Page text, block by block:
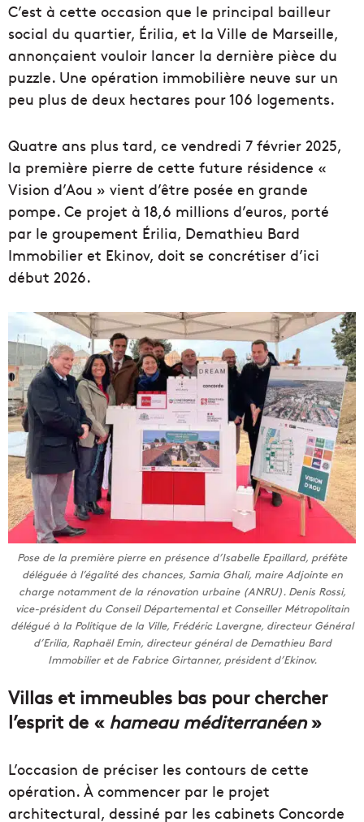
C’est à cette occasion que le principal bailleur
social du quartier, Érilia, et la Ville de Marseille,
annonçaient vouloir lancer la dernière pièce du
puzzle. Une opération immobilière neuve sur un
peu plus de deux hectares pour 106 logements.
Quatre ans plus tard, ce vendredi 7 février 2025,
la première pierre de cette future résidence «
Vision d’Aou » vient d’être posée en grande
pompe. Ce projet à 18,6 millions d’euros, porté
par le groupement Érilia, Demathieu Bard
Immobilier et Ekinov, doit se concrétiser d’ici
début 2026.
Pose de la première pierre en présence d’Isabelle Epaillard, préfète
déléguée à l’égalité des chances, Samia Ghali, maire Adjointe en
charge notamment de la rénovation urbaine (ANRU). Denis Rossi,
vice-président du Conseil Départemental et Conseiller Métropolitain
délégué à la Politique de la Ville, Frédéric Lavergne, directeur Général
d’Erilia, Raphaël Emin, directeur général de Demathieu Bard
Immobilier et de Fabrice Girtanner, président d’Ekinov.
Villas et immeubles bas pour chercher
l’esprit de « hameau méditerranéen»
L’occasion de préciser les contours de cette
opération. À commencer par le projet
architectural, dessiné par les cabinets Concorde